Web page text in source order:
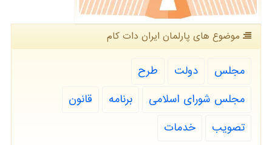
موضوع های پارلمان ایران دات كام
مجلس دولت
طرح
مجلس شورای اسلامی
برنامه
قانون
تصویب
خدمات